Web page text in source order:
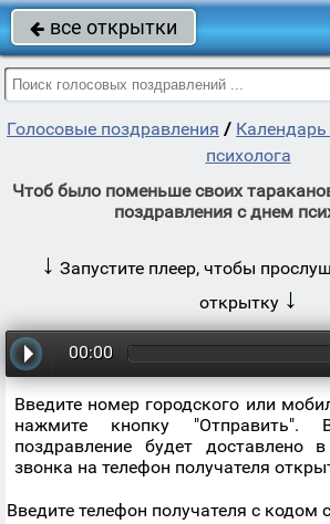
 все открытки
Голосовые поздравления /
психолога
Чтоб было поменьше своих
поздравления с днем
↓ Запустите плеер, чтобы
открытку ↓
00:00
Введите номер городского или
нажмите кнопку "Отправить".
поздравление будет доставлено
звонка на телефон получателя
Введите телефон получателя с кодом